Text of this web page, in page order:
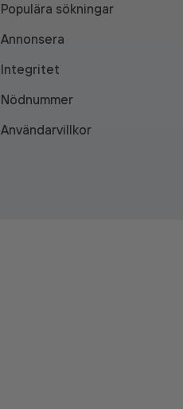
Populära sökningar
Annonsera
Integritet
Nödnummer
Användarvillkor